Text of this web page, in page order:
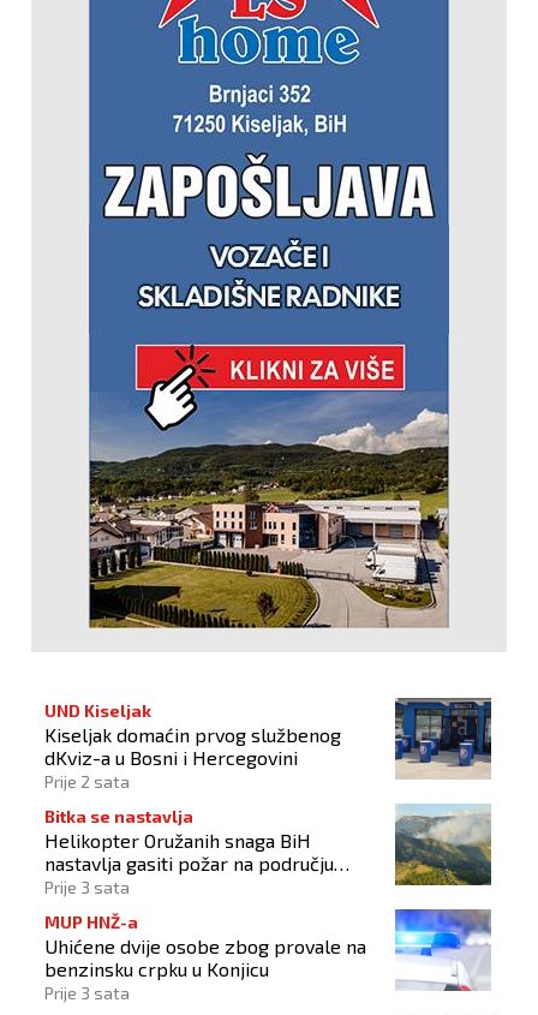
UND Kiseljak
Kiseljak domaćin prvog službenog
dKviz-a u Bosni i Hercegovini
Prije 2 sata
Bitka se nastavlja
Helikopter Oružanih snaga BiH
nastavlja gasiti požar na području
Konjica
Prije 3 sata
MUP HNŽ-a
Uhićene dvije osobe zbog provale na
benzinsku crpku u Konjicu
Prije 3 sata